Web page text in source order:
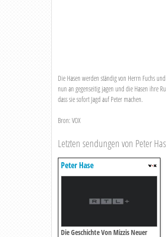
Die Hasen werden ständig von Herrn Fuchs
nun an gegenseitig jagen und die Hasen ihre
dass sie sofort Jagd auf Peter machen.
Bron: VOX
Letzten sendungen von Peter
Peter Hase
Die Geschichte Von Mizzis Neuer